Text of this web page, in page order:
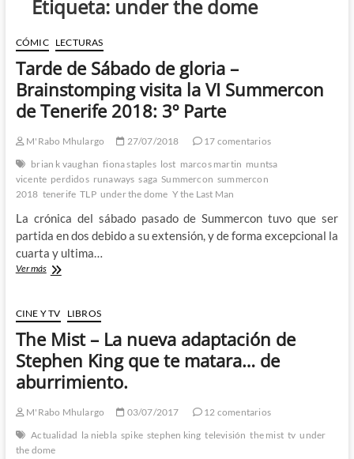
Etiqueta: under the dome
CÓMIC LECTURAS
Tarde de Sábado de gloria –
Brainstomping visita la VI Summercon
de Tenerife 2018: 3º Parte
M'Rabo Mhulargo 27/07/2018
17 comentarios
brian k vaughan fiona staples lost marcos martin muntsa
vicente perdidos runaways saga Summercon summercon
2018 tenerife TLP under the dome Y the Last Man
La crónica del sábado pasado de Summercon tuvo que ser
partida en dos debido a su extensión, y de forma excepcional la
cuarta y ultima…
Ver másTarde
de
gloria
–
Brainstomping
visita
la
Summercon
Tenerife
2018:
CINE Y TV LIBROS
The Mist – La nueva adaptación de
Stephen King que te matara… de
aburrimiento.
M'Rabo Mhulargo 03/07/2017
12 comentarios
Actualidad la niebla spike stephen king televisión the mist tv under
the dome